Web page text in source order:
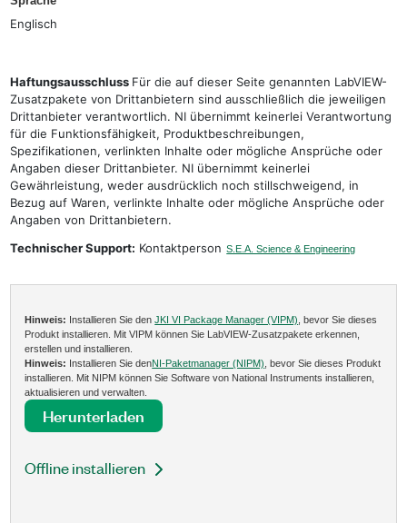
Englisch
Haftungsausschluss Für die auf dieser Seite genannten LabVIEW-
Zusatzpakete von Drittanbietern sind ausschließlich die jeweiligen
Drittanbieter verantwortlich. NI übernimmt keinerlei Verantwortung
für die Funktionsfähigkeit, Produktbeschreibungen,
Spezifikationen, verlinkten Inhalte oder mögliche Ansprüche oder
Angaben dieser Drittanbieter. NI übernimmt keinerlei
Gewährleistung, weder ausdrücklich noch stillschweigend, in
Bezug auf Waren, verlinkte Inhalte oder mögliche Ansprüche oder
Angaben von Drittanbietern.
Technischer Support: Kontaktperson S.E.A. Science & Engineering
Hinweis: Installieren Sie denJKI VI Package Manager (VIPM) , bevor Sie dieses
Produkt installieren. Mit VIPM können Sie LabVIEW-Zusatzpakete erkennen,
erstellen und installieren.
Hinweis: Installieren Sie denNI-Paketmanager (NIPM) , bevor Sie dieses Produkt
installieren. Mit NIPM können Sie Software von National Instruments installieren,
aktualisieren und verwalten.
Herunterladen
Offline installieren